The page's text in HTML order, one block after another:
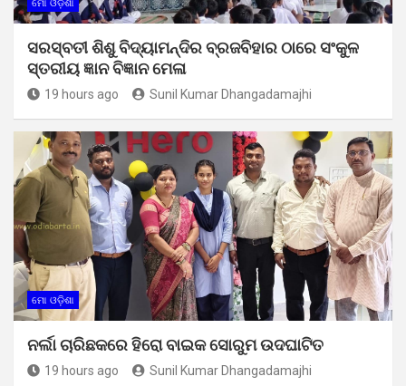
ମୋ ଓଡ଼ିଶା
ସରସ୍ବତୀ ଶିଶୁ ବିଦ୍ୟାମନ୍ଦିର ବ୍ରଜବିହାର ଠାରେ ସଂକୁଳ
ସ୍ତରୀୟ ଜ୍ଞାନ ବିଜ୍ଞାନ ମେଳା
19 hours ago Sunil Kumar Dhangadamajhi
ମୋ ଓଡ଼ିଶା
ନର୍ଲା ଚାରିଛକରେ ହିରୋ ବାଇକ ସୋରୁମ ଉଦଘାଟିତ
19 hours ago Sunil Kumar Dhangadamajhi